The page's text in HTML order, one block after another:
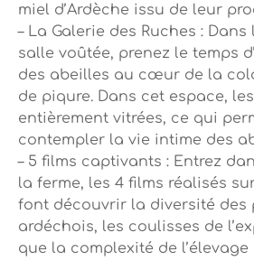
miel d’Ardèche issu de leur
– La Galerie des Ruches :
salle voûtée, prenez le temps
des abeilles au cœur de la
de piqure. Dans cet espace,
entièrement vitrées, ce qui
contempler la vie intime des
– 5 films captivants : Entrez
la ferme, les 4 films réalisés
font découvrir la diversité des
ardéchois, les coulisses de
que la complexité de